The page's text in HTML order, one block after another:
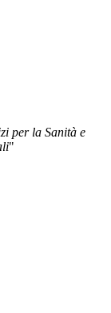
per la Sanità e
"